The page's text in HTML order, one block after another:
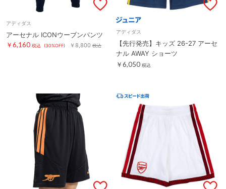
アディダス
アーセナル ICONウーブンパンツ
￥6,160 税込 (30%OFF) ￥8,800 税込
アディダス
【先行発売】キッズ 26-27 アーセ
ナル AWAY ショーツ
￥6,050 税込